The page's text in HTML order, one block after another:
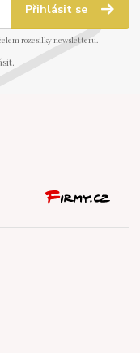
Přihlásit se
rozesílky newsletteru.